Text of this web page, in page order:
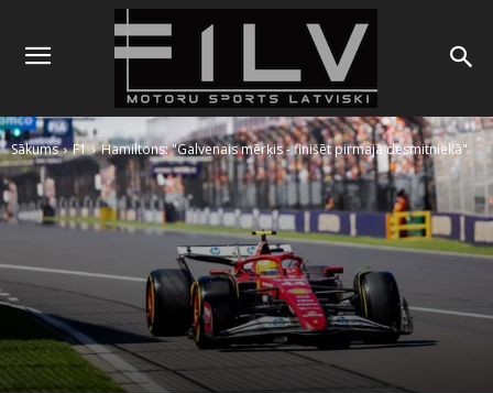
Sākums F1 Hamiltons: "Galvenais mērķis - finišēt pirmajā desmitniekā"